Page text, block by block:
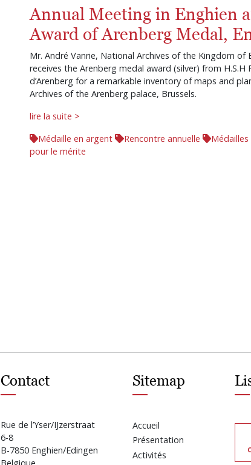
Annual Meeting in Enghien
Award of Arenberg Medal,
Mr. André Vanrie, National Archives of the Kingdom of
receives the Arenberg medal award (silver) from H.S.H
d’Arenberg for a remarkable inventory of maps and
Archives of the Arenberg palace, Brussels.
lire la suite >
Médaille en argent
Rencontre annuelle
pour le mérite
Contact
Rue de l’Yser/IJzerstraat
6-8
B-7850 Enghien/Edingen
Belgique
Sitemap
Accueil
Présentation
Activités